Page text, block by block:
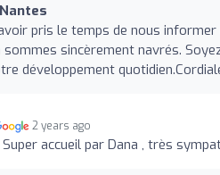
pris le temps de nous
sincèrement navrés.
développement
2 years ago
Super accueil par Dana , très